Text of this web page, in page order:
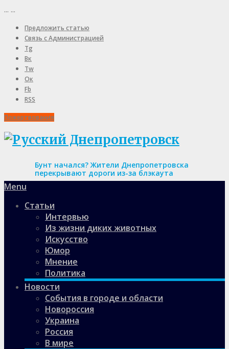
... ...
Предложить статью
Связь с Администрацией
Tg
Вк
Tw
Ок
Fb
RSS
Пожертвования
Бунт начался? Жители Днепропетровска
перекрывают дороги из-за блэкаута
Menu
Статьи
Интервью
Из жизни диких животных
Искусство
Юмор
Мнение
Политика
Новости
События в городе и области
Новороссия
Украина
Россия
В мире